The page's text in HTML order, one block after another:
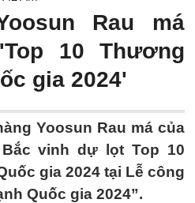
Rau má
10 Thương
gia 2024'
Yoosun Rau má của
vinh dự lọt Top 10
gia 2024 tại Lễ công
Quốc gia 2024”.